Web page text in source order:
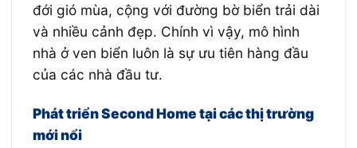
đới gió mùa, cộng với đường bờ biển trải dài
và nhiều cảnh đẹp. Chính vì vậy, mô hình
nhà ở ven biển luôn là sự ưu tiên hàng đầu
của các nhà đầu tư.
Phát triển Second Home tại các thị trường
mới nổi